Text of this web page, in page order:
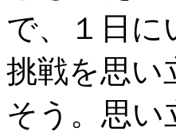
で、１日
挑戦を思い
そう。思い